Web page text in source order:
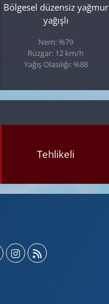
Bölgesel düzensiz yağmur
yağışlı
Nem: %79
Rüzgar: 12 km/h
Yağış Olasılığı: %88
Tehlikeli